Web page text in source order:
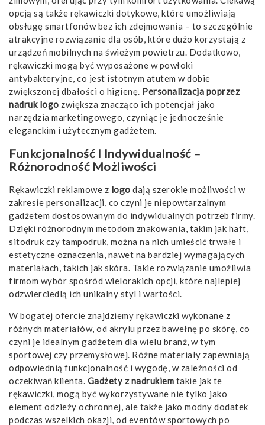
opcją są także rękawiczki dotykowe, które umożliwiają
obsługę smartfonów bez ich zdejmowania – to szczególnie
atrakcyjne rozwiązanie dla osób, które dużo korzystają z
urządzeń mobilnych na świeżym powietrzu. Dodatkowo,
rękawiczki mogą być wyposażone w powłoki
antybakteryjne, co jest istotnym atutem w dobie
zwiększonej dbałości o higienę. Personalizacja poprzez
nadruk logo zwiększa znacząco ich potencjał jako
narzędzia marketingowego, czyniąc je jednocześnie
eleganckim i użytecznym gadżetem.
Funkcjonalność I Indywidualność –
Różnorodność Możliwości
Rękawiczki reklamowe z logo dają szerokie możliwości w
zakresie personalizacji, co czyni je niepowtarzalnym
gadżetem dostosowanym do indywidualnych potrzeb firmy.
Dzięki różnorodnym metodom znakowania, takim jak haft,
sitodruk czy tampodruk, można na nich umieścić trwałe i
estetyczne oznaczenia, nawet na bardziej wymagających
materiałach, takich jak skóra. Takie rozwiązanie umożliwia
firmom wybór spośród wielorakich opcji, które najlepiej
odzwierciedlą ich unikalny styl i wartości.
W bogatej ofercie znajdziemy rękawiczki wykonane z
różnych materiałów, od akrylu przez bawełnę po skórę, co
czyni je idealnym gadżetem dla wielu branż, w tym
sportowej czy przemysłowej. Różne materiały zapewniają
odpowiednią funkcjonalność i wygodę, w zależności od
oczekiwań klienta. Gadżety z nadrukiem takie jak te
rękawiczki, mogą być wykorzystywane nie tylko jako
element odzieży ochronnej, ale także jako modny dodatek
podczas wszelkich okazji, od eventów sportowych po